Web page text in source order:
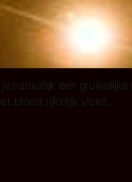
natuurlijk een gruwelijke
bloed rijkelijk vloeit.